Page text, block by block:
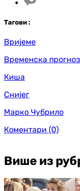
Тагови :
Вријеме
Временска
Киша
Снијег
Марко Чубрило
Коментари (0)
Више из